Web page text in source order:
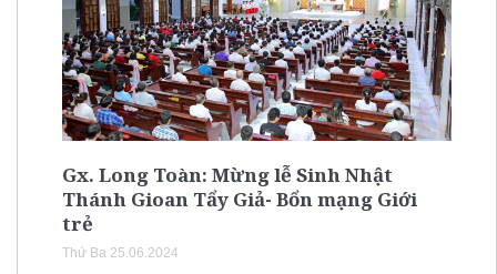
Gx. Long Toàn: Mừng lễ Sinh Nhật
Thánh Gioan Tẩy Giả- Bổn mạng Giới
trẻ
Thứ Ba 25.06.2024